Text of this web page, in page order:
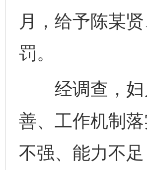
月，给予陈某
罚。
经调查，妇
善、工作机制
不强、能力不